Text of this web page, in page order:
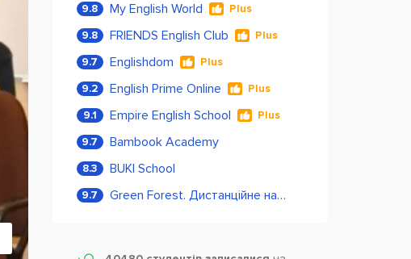
9.8 My English World Plus
9.8 FRIENDS English Club Plus
9.7 Englishdom Plus
9.2 English Prime Online Plus
9.1 Empire English School Plus
9.7 Bambook Academy
8.3 BUKI School
9.7 Green Forest. Дистанційне навчання